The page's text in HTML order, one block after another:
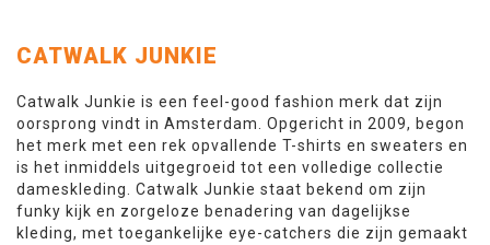
CATWALK JUNKIE
Catwalk Junkie is een feel-good fashion merk dat zijn
oorsprong vindt in Amsterdam. Opgericht in 2009, begon
het merk met een rek opvallende T-shirts en sweaters en
is het inmiddels uitgegroeid tot een volledige collectie
dameskleding. Catwalk Junkie staat bekend om zijn
funky kijk en zorgeloze benadering van dagelijkse
kleding, met toegankelijke eye-catchers die zijn gemaakt